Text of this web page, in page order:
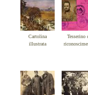
Cartolina
illustrata
Tesserino